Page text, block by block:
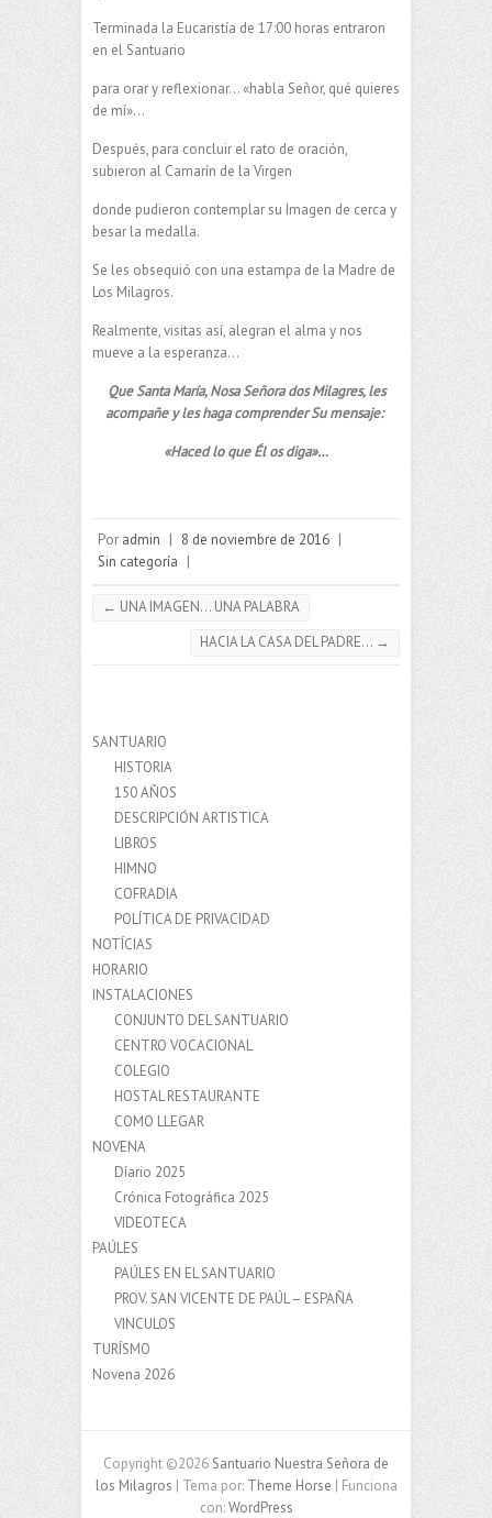
Terminada la Eucaristía de 17:00 horas entraron
en el Santuario
para orar y reflexionar… «habla Señor, qué quieres
de mí»…
Después, para concluir el rato de oración,
subieron al Camarín de la Virgen
donde pudieron contemplar su Imagen de cerca y
besar la medalla.
Se les obsequió con una estampa de la Madre de
Los Milagros.
Realmente, visitas así, alegran el alma y nos
mueve a la esperanza…
Que Santa María, Nosa Señora dos Milagres, les
acompañe y les haga comprender Su mensaje:
«Haced lo que Él os diga»…
Por admin | 8 de noviembre de 2016 |
Sin categoría |
← UNA IMAGEN… UNA PALABRA
HACIA LA CASA DEL PADRE… →
SANTUARIO
HISTORIA
150 AÑOS
DESCRIPCIÓN ARTISTICA
LIBROS
HIMNO
COFRADIA
POLÍTICA DE PRIVACIDAD
NOTÍCIAS
HORARIO
INSTALACIONES
CONJUNTO DEL SANTUARIO
CENTRO VOCACIONAL
COLEGIO
HOSTAL RESTAURANTE
COMO LLEGAR
NOVENA
Díario 2025
Crónica Fotográfica 2025
VIDEOTECA
PAÚLES
PAÚLES EN EL SANTUARIO
PROV. SAN VICENTE DE PAÚL – ESPAÑA
VINCULOS
TURÍSMO
Novena 2026
Copyright ©2026 Santuario Nuestra Señora de
los Milagros | Tema por: Theme Horse | Funciona
con:WordPress